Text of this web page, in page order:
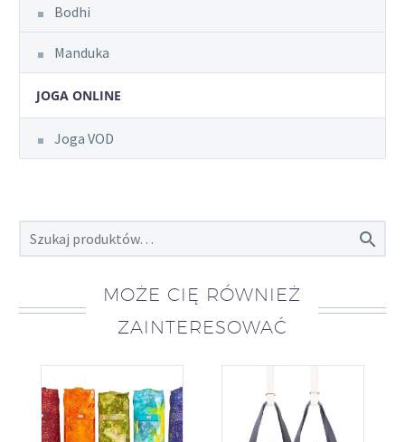
Bodhi
Manduka
JOGA ONLINE
Joga VOD

MOŻE CIĘ RÓWNIEŻ
ZAINTERESOWAĆ